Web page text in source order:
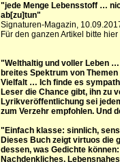
"jede Menge Lebensstoff …
ab[zu]tun"
Signaturen-Magazin,
Für den ganzen Artikel bitte
"Welthaltig und voller Leben
breites Spektrum von
Vielfalt … Ich finde es
Leser die Chance gibt, ihn zu
Lyrikveröffentlichung sei
zum Verzehr empfohlen. Und
"Einfach klasse: sinnlich,
Dieses Buch zeigt virtuos die
dessen, was Gedichte können:
Nachdenkliches,